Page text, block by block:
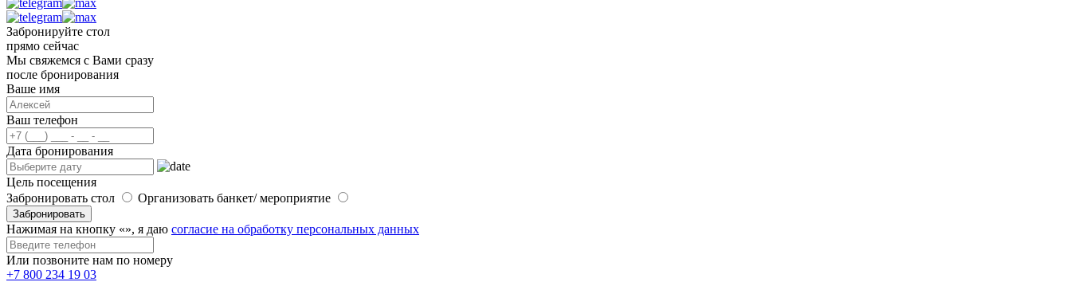
Забронируйте стол
прямо сейчас
Мы свяжемся с Вами сразу
после бронирования
Ваше имя
Ваш телефон
Дата бронирования
Цель посещения
Забронировать стол
Организовать банкет/ мероприятие
Забронировать
Нажимая на кнопку «», я даю согласие на обработку персональных данных
Или позвоните нам по номеру
+7 800 234 19 03